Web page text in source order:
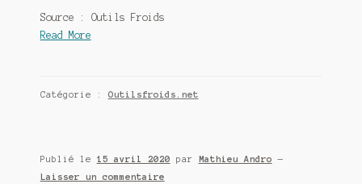
Source : Outils Froids
Read More
Catégorie : Outilsfroids.net
Publié le 15 avril 2020 par Mathieu Andro
—
Laisser un commentaire